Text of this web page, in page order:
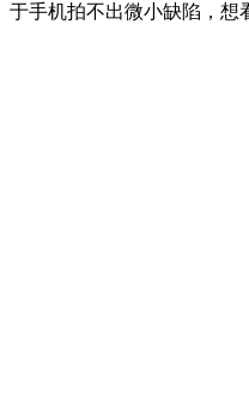
于手机拍不出微小缺陷，想